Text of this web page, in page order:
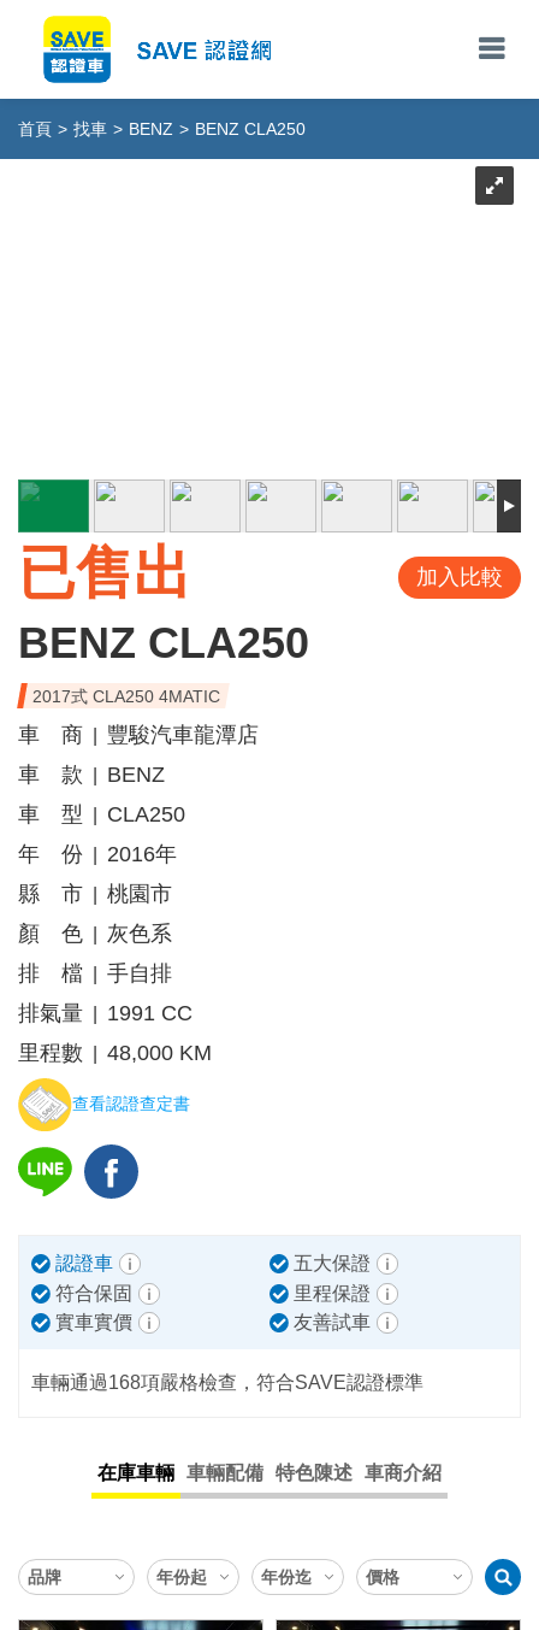
首頁 > 找車 > BENZ > BENZ CLA250
已售出 加入比較
BENZ CLA250
2017式 CLA250 4MATIC
車 商
豐駿汽車龍潭店
車 款
BENZ
車 型
CLA250
年 份
2016年
縣 市
桃園市
顏 色
灰色系
排 檔
手自排
排氣量
1991 CC
里程數
48,000 KM
查看認證查定書
認證車
五大保證
符合保固
里程保證
實車實價
友善試車
車輛通過168項嚴格檢查，符合SAVE認證標準
在庫車輛 車輛配備 特色陳述 車商介紹